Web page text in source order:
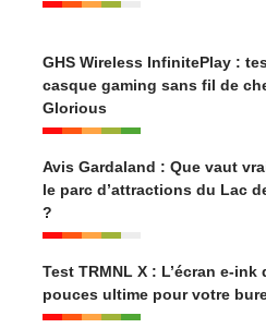
GHS Wireless InfinitePlay :
casque gaming sans fil de
Glorious
Avis Gardaland : Que vaut
le parc d’attractions du Lac
?
Test TRMNL X : L’écran e-ink
pouces ultime pour votre